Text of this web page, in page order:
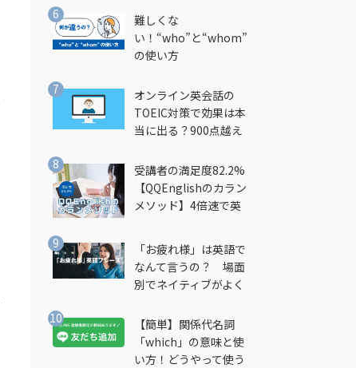
難しくな
い！“who”と“whom”
の使い方
オンライン英会話の
TOEIC対策で効果は本
当に出る？900点越え
受講者の満足度82.2%
【QQEnglishのカラン
メソッド】4倍速で英
法とは？
「お疲れ様」は英語で
なんて言うの？ 場面
別でネイティブがよく
説
【簡単】関係代名詞
「which」の意味と使
い方！どうやって使う